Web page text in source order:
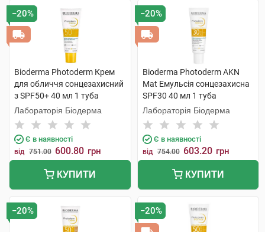
−20%
Bioderma Photoderm Крем
для обличчя сонцезахисний
з SPF50+ 40 мл 1 туба
Лабораторія Біодерма
Є в наявності
від 751.00 600.80 грн
КУПИТИ
−20%
Bioderma Photoderm AKN
Mat Емульсія сонцезахисна
SPF30 40 мл 1 туба
Лабораторія Біодерма
Є в наявності
від 754.00 603.20 грн
КУПИТИ
−20% −20%